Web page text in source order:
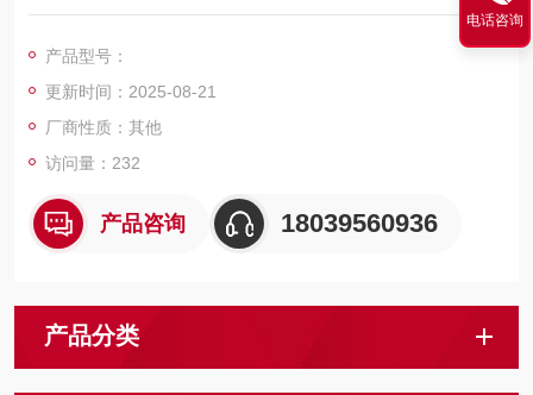
摩擦力来提升矿石运送人员和物料，这种摩擦零件被称为摩擦衬
产品型号：
更新时间：2025-08-21
厂商性质：其他
访问量：232
产品咨询 18039560936
产品分类
电话咨询